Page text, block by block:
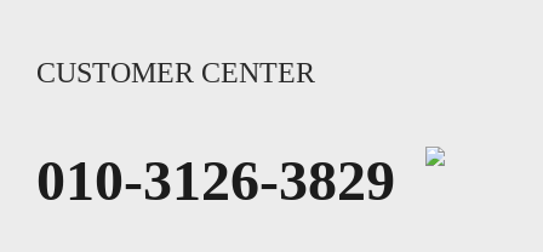
CUSTOMER CENTER
010-3126-3829